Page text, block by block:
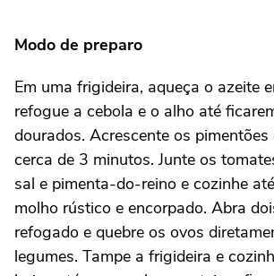
Modo de preparo
Em uma frigideira, aqueça o azeite
refogue a cebola e o alho até
dourados. Acrescente os pimentões
cerca de 3 minutos. Junte os
sal e pimenta-do-reino e cozinhe
molho rústico e encorpado. Abra
refogado e quebre os ovos
legumes. Tampe a frigideira e